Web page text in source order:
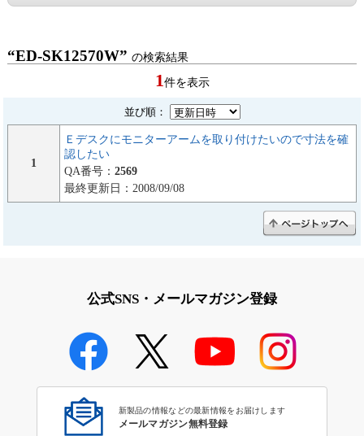
“ED-SK12570W”の検索結果
1件を表示
並び順：
1
Ｅデスクにモニターアームを取り付けたいので寸法を確
認したい
QA番号： 2569
最終更新日：2008/09/08
公式SNS・メールマガジン登録
新製品の情報などの最新情報をお届けします
メールマガジン無料登録